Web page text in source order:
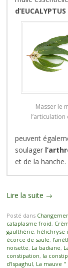
Masser le
peuvent
soulager
et de la hanche.
Lire la suite →
Posté dans
cataplasme froid,
gaulthérie, hélichryse
écorce de saule,
noisette, La badiane,
constipation, la
d'Ispaghul, La mauve "